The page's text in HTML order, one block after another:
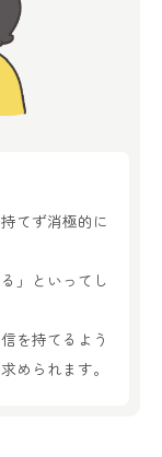
てず消極的に
」といってし
を持てるよう
められます。